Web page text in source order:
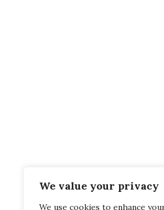
We value your privacy
We use cookies to enhance